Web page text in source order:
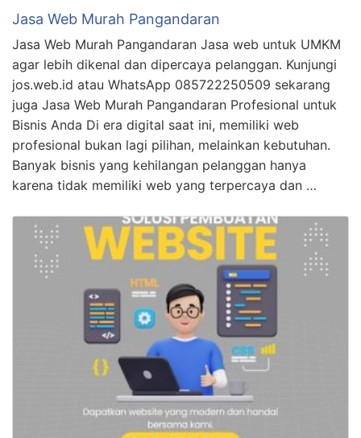
Jasa Web Murah Pangandaran
Jasa Web Murah Pangandaran Jasa web untuk UMKM
agar lebih dikenal dan dipercaya pelanggan. Kunjungi
jos.web.id atau WhatsApp 085722250509 sekarang
juga Jasa Web Murah Pangandaran Profesional untuk
Bisnis Anda Di era digital saat ini, memiliki web
profesional bukan lagi pilihan, melainkan kebutuhan.
Banyak bisnis yang kehilangan pelanggan hanya
karena tidak memiliki web yang terpercaya dan …